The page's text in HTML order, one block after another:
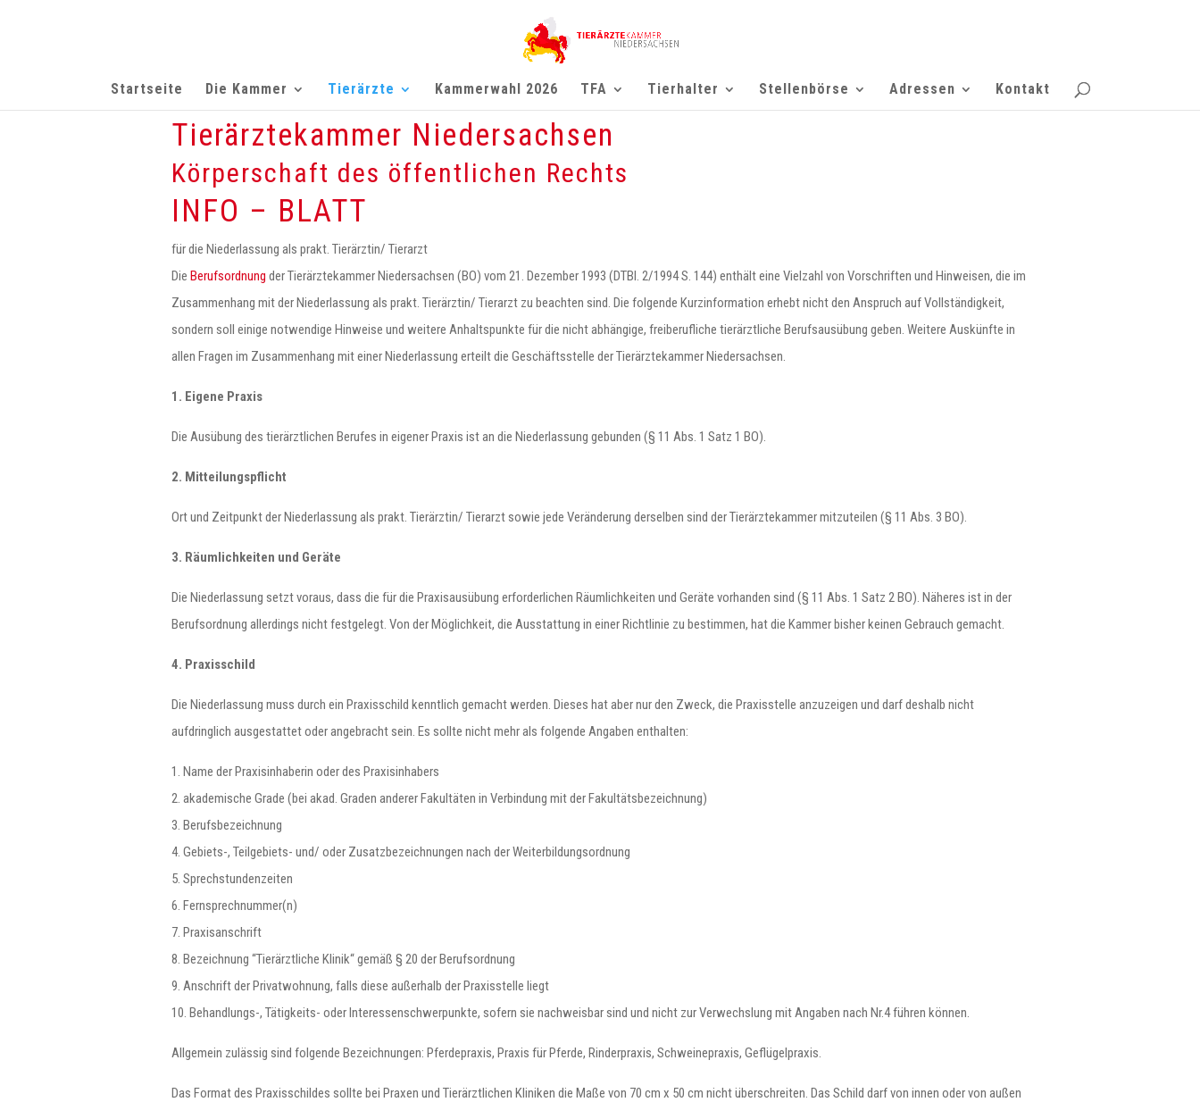
Startseite Die Kammer Tierärzte Kammerwahl 2026 TFA Tierhalter Stellenbörse Adressen Kontakt
Tierärztekammer Niedersachsen
Körperschaft des öffentlichen Rechts
INFO – BLATT
für die Niederlassung als prakt. Tierärztin/ Tierarzt
Die Berufsordnung der Tierärztekammer Niedersachsen (BO) vom 21. Dezember 1993 (DTBI. 2/1994 S. 144) enthält eine Vielzahl von Vorschriften und Hinweisen, die im
Zusammenhang mit der Niederlassung als prakt. Tierärztin/ Tierarzt zu beachten sind. Die folgende Kurzinformation erhebt nicht den Anspruch auf Vollständigkeit,
sondern soll einige notwendige Hinweise und weitere Anhaltspunkte für die nicht abhängige, freiberufliche tierärztliche Berufsausübung geben. Weitere Auskünfte in
allen Fragen im Zusammenhang mit einer Niederlassung erteilt die Geschäftsstelle der Tierärztekammer Niedersachsen.
1. Eigene Praxis
Die Ausübung des tierärztlichen Berufes in eigener Praxis ist an die Niederlassung gebunden (§ 11 Abs. 1 Satz 1 BO).
2. Mitteilungspflicht
Ort und Zeitpunkt der Niederlassung als prakt. Tierärztin/ Tierarzt sowie jede Veränderung derselben sind der Tierärztekammer mitzuteilen (§ 11 Abs. 3 BO).
3. Räumlichkeiten und Geräte
Die Niederlassung setzt voraus, dass die für die Praxisausübung erforderlichen Räumlichkeiten und Geräte vorhanden sind (§ 11 Abs. 1 Satz 2 BO). Näheres ist in der
Berufsordnung allerdings nicht festgelegt. Von der Möglichkeit, die Ausstattung in einer Richtlinie zu bestimmen, hat die Kammer bisher keinen Gebrauch gemacht.
4. Praxisschild
Die Niederlassung muss durch ein Praxisschild kenntlich gemacht werden. Dieses hat aber nur den Zweck, die Praxisstelle anzuzeigen und darf deshalb nicht
aufdringlich ausgestattet oder angebracht sein. Es sollte nicht mehr als folgende Angaben enthalten:
1. Name der Praxisinhaberin oder des Praxisinhabers
2. akademische Grade (bei akad. Graden anderer Fakultäten in Verbindung mit der Fakultätsbezeichnung)
3. Berufsbezeichnung
4. Gebiets-, Teilgebiets- und/ oder Zusatzbezeichnungen nach der Weiterbildungsordnung
5. Sprechstundenzeiten
6. Fernsprechnummer(n)
7. Praxisanschrift
8. Bezeichnung “Tierärztliche Klinik“ gemäß § 20 der Berufsordnung
9. Anschrift der Privatwohnung, falls diese außerhalb der Praxisstelle liegt
10. Behandlungs-, Tätigkeits- oder Interessenschwerpunkte, sofern sie nachweisbar sind und nicht zur Verwechslung mit Angaben nach Nr.4 führen können.
Allgemein zulässig sind folgende Bezeichnungen: Pferdepraxis, Praxis für Pferde, Rinderpraxis, Schweinepraxis, Geflügelpraxis.
Das Format des Praxisschildes sollte bei Praxen und Tierärztlichen Kliniken die Maße von 70 cm x 50 cm nicht überschreiten. Das Schild darf von innen oder von außen